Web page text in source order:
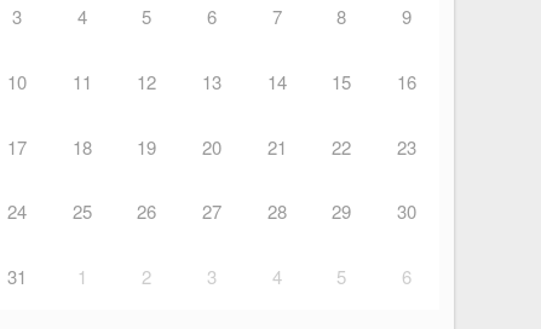
3 4 5 6 7 8 9
10 11 12 13 14 15 16
17 18 19 20 21 22 23
24 25 26 27 28 29 30
31 1 2 3 4 5 6